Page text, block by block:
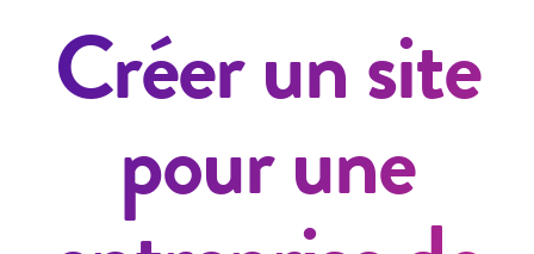
Créer un site
pour une